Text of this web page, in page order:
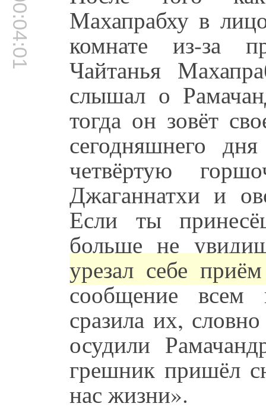
00:04:01 Махапрабху в
комнате из-за
Чайтанья
слышал о
тогда он зовёт
сегодняшнего
четвёртую
Джаганнатхи и
Если ты
больше не
урезал себе
сообщение всем
сразила их,
осудили
грешник пришёл
нас жизни».